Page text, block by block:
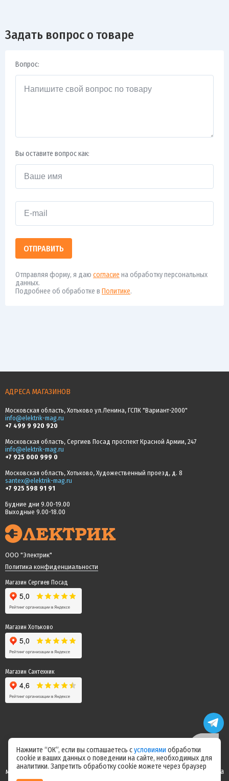
Задать вопрос о товаре
Вопрос:
Вы оставите вопрос как:
ОТПРАВИТЬ
Отправляя форму, я даю согласие на обработку персональных
данных.
Подробнее об обработке в Политике.
АДРЕСА МАГАЗИНОВ
Московская область, Хотьково ул.Ленина, ГСПК "Вариант-2000"
info@elektrik-mag.ru
+7 499 9 920 920
Московская область, Сергиев Посад проспект Красной Армии, 247
info@elektrik-mag.ru
+7 925 000 999 0
Московская область, Хотьково, Художественный проезд, д. 8
santex@elektrik-mag.ru
+7 925 598 91 91
Будние дни 9.00-19.00
Выходные 9.00-18.00
ООО "Электрик"
Политика конфиденциальности
Магазин Сергиев Посад
Магазин Хотьково
Магазин Сантехник
Цены на сайте не являются офертой! Актуальные цены уточняйте у
менеджера после оформления заказа! Спасибо за понимание! Команда
Нажмите “ОК”, если вы соглашаетесь сусловиями обработки
cookie и ваших данных о поведении на сайте, необходимых для
аналитики. Запретить обработку cookie можете через браузер